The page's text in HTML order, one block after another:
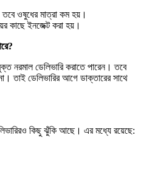
ওষুধের মাত্রা কম হয়।
কাছে ইনজেক্ট করা হয়।
নরমাল ডেলিভারি করাতে পারেন। তবে
তাই ডেলিভারির আগে ডাক্তারের সাথে
কিছু ঝুঁকি আছে। এর মধ্যে রয়েছে: